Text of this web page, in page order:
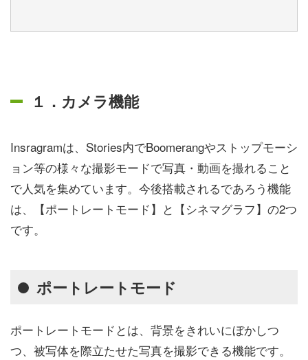
１．カメラ機能
Insragramは、Stories内でBoomerangやストップモーシ
ョン等の様々な撮影モードで写真・動画を撮れること
で人気を集めています。今後搭載されるであろう機能
は、【ポートレートモード】と【シネマグラフ】の2つ
です。
ポートレートモード
ポートレートモードとは、背景をきれいにぼかしつ
つ、被写体を際立たせた写真を撮影できる機能です。